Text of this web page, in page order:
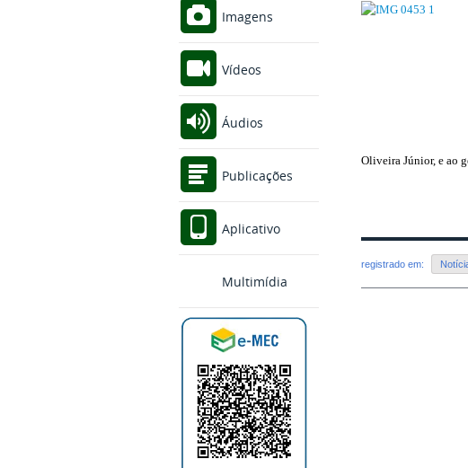
Imagens
Vídeos
Áudios
Publicações
Aplicativo
Multimídia
Oliveira Júnior, e ao
registrado em: